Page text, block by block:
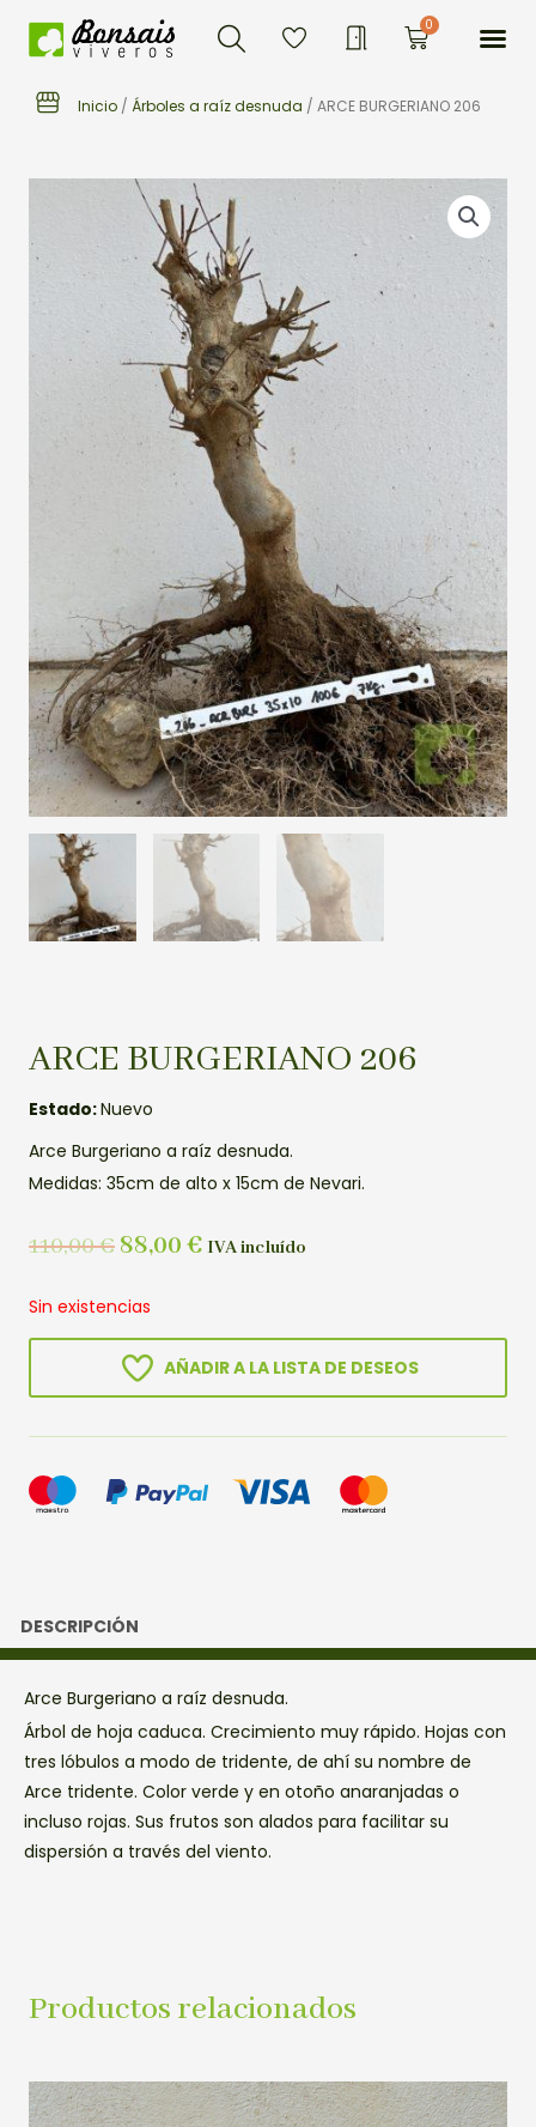
Buscar 0Carrito
Inicio / Árboles a raíz desnuda / ARCE BURGERIANO 206
ARCE BURGERIANO 206
Estado:Nuevo
Arce Burgeriano a raíz desnuda.
Medidas: 35cm de alto x 15cm de Nevari.
110,00€ 88,00 € IVA incluído
Sin existencias
AÑADIR A LA LISTA DE DESEOS
DESCRIPCIÓN
Arce Burgeriano a raíz desnuda.
Árbol de hoja caduca. Crecimiento muy rápido. Hojas con
tres lóbulos a modo de tridente, de ahí su nombre de
Arce tridente. Color verde y en otoño anaranjadas o
incluso rojas. Sus frutos son alados para facilitar su
dispersión a través del viento.
Productos relacionados